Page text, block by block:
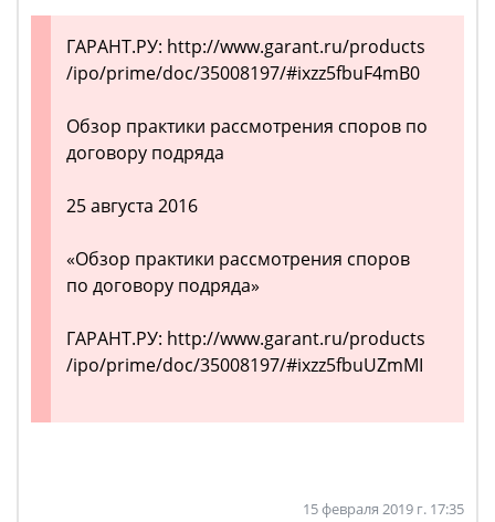
ГАРАНТ.РУ: http://www.garant.ru/products
/ipo/prime/doc/35008197/#ixzz5fbuF4mB0
Обзор практики рассмотрения споров по
договору подряда
25 августа 2016
«Обзор практики рассмотрения споров
по договору подряда»
ГАРАНТ.РУ: http://www.garant.ru/products
/ipo/prime/doc/35008197/#ixzz5fbuUZmMI
15 февраля 2019 г. 17:35